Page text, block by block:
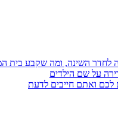
לחדר השינה, ומה שקבע בית
על שם הילדים
ואתם חייבים לדעת